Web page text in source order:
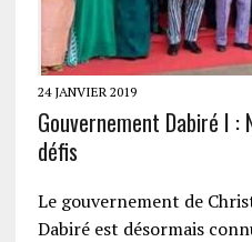
24 JANVIER 2019
Gouvernement Dabiré I :
défis
Le gouvernement de
Dabiré est désormais